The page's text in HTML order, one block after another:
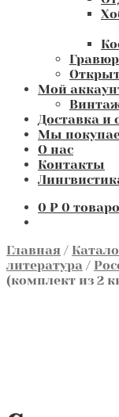
Мой
Доставка и
Мы
О нас
Контакты
0 ₽ 0
Главная /
литература /
(комплект из 2